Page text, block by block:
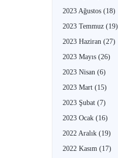
2023 Ağustos (18)
2023 Temmuz (19)
2023 Haziran (27)
2023 Mayıs (26)
2023 Nisan (6)
2023 Mart (15)
2023 Şubat (7)
2023 Ocak (16)
2022 Aralık (19)
2022 Kasım (17)